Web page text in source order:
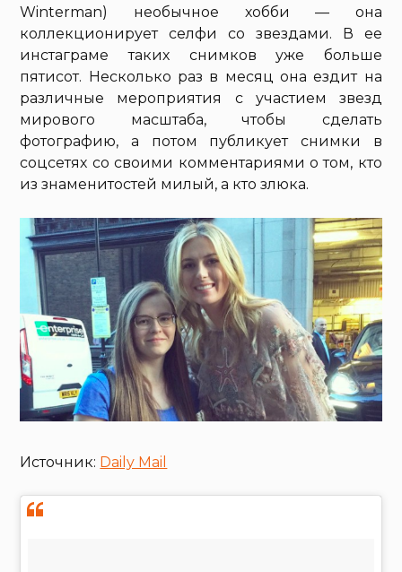
Winterman) необычное хобби — она
коллекционирует селфи со звездами. В ее
инстаграме таких снимков уже больше
пятисот. Несколько раз в месяц она ездит на
различные мероприятия с участием звезд
мирового масштаба, чтобы сделать
фотографию, а потом публикует снимки в
соцсетях со своими комментариями о том, кто
из знаменитостей милый, а кто злюка.
Источник: Daily Mail